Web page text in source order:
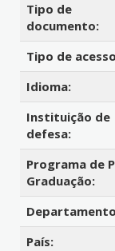
Tipo de
documento:
Tipo de
Idioma:
Instituição de
defesa:
Programa de
Graduação:
País: